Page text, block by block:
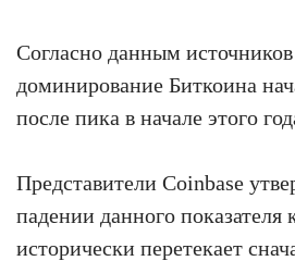
Согласно данным источников
доминирование Биткоина
после пика в начале этого
Представители Coinbase
падении данного показателя
исторически перетекает